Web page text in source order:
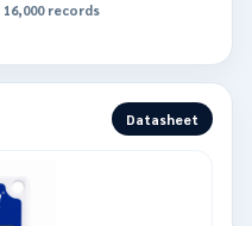
16,000 records
Datasheet